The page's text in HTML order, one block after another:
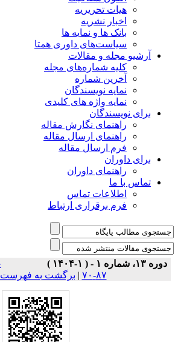
هیات تحریریه
اخبار نشریه
بانک ها و نمایه ها
سیاست‌های داوری همتا
مجله و مقالات
کلیه شماره‌های مجله
آخرین شماره
نمایه نویسندگان
نمایه واژه های کلیدی
نویسندگان
راهنمای نگارش مقاله
راهنمای ارسال مقاله
فرم ارسال مقاله
داوران
راهنمای داوران
با ما
اطلاعات تماس
فرم برقراری ارتباط
برگشت به فهرست نسخه ها